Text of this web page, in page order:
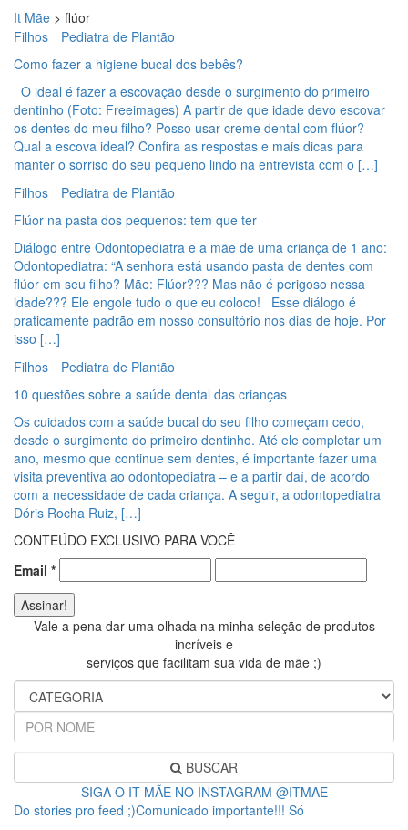
It Mãe > flúor
Filhos
Pediatra de Plantão
Como fazer a higiene bucal dos bebês?
O ideal é fazer a escovação desde o surgimento do primeiro
dentinho (Foto: Freeimages) A partir de que idade devo escovar
os dentes do meu filho? Posso usar creme dental com flúor?
Qual a escova ideal? Confira as respostas e mais dicas para
manter o sorriso do seu pequeno lindo na entrevista com o […]
Filhos
Pediatra de Plantão
Flúor na pasta dos pequenos: tem que ter
Diálogo entre Odontopediatra e a mãe de uma criança de 1 ano:
Odontopediatra: “A senhora está usando pasta de dentes com
flúor em seu filho? Mãe: Flúor??? Mas não é perigoso nessa
idade??? Ele engole tudo o que eu coloco! Esse diálogo é
praticamente padrão em nosso consultório nos dias de hoje. Por
isso […]
Filhos
Pediatra de Plantão
10 questões sobre a saúde dental das crianças
Os cuidados com a saúde bucal do seu filho começam cedo,
desde o surgimento do primeiro dentinho. Até ele completar um
ano, mesmo que continue sem dentes, é importante fazer uma
visita preventiva ao odontopediatra – e a partir daí, de acordo
com a necessidade de cada criança. A seguir, a odontopediatra
Dóris Rocha Ruiz, […]
CONTEÚDO EXCLUSIVO PARA VOCÊ
Email *
Vale a pena dar uma olhada na minha seleção de produtos
incríveis e
serviços que facilitam sua vida de mãe ;)
BUSCAR
SIGA O IT MÃE NO INSTAGRAM @ITMAE
Do stories pro feed ;)Comunicado importante!!! Só